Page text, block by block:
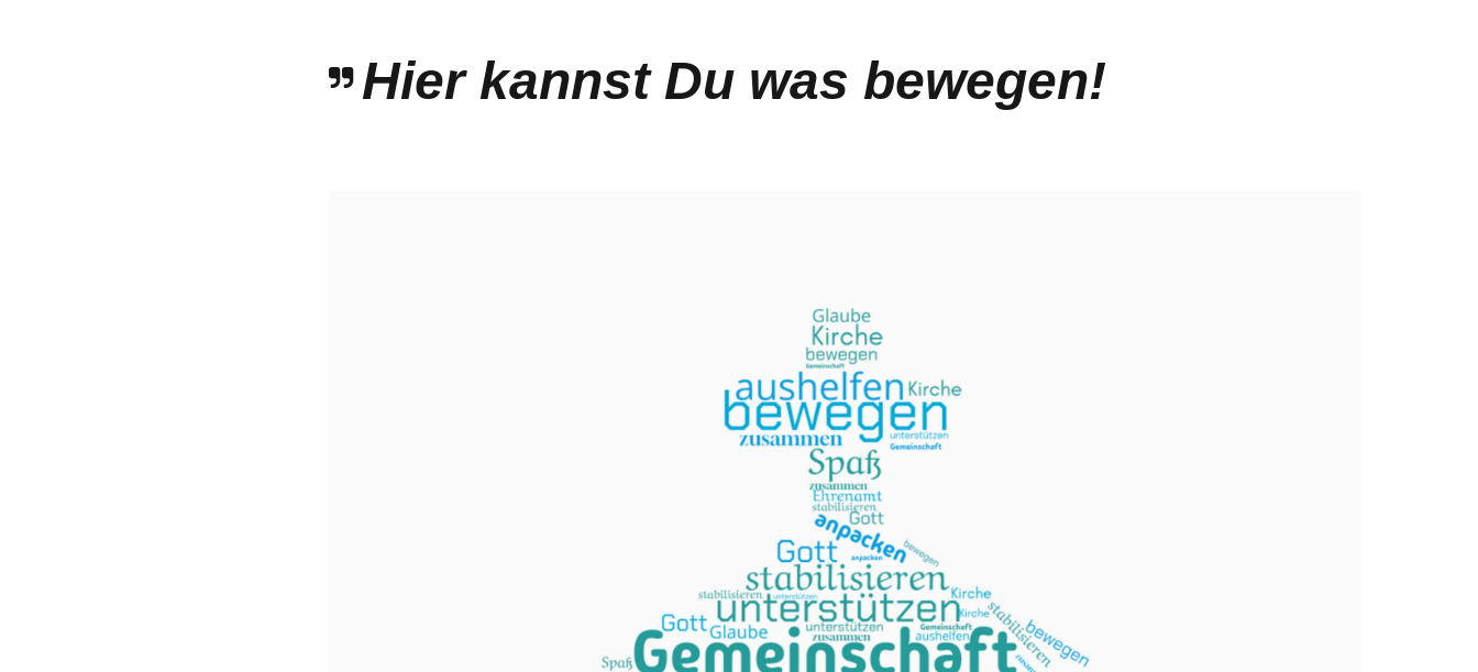
Hier kannst Du was bewegen!